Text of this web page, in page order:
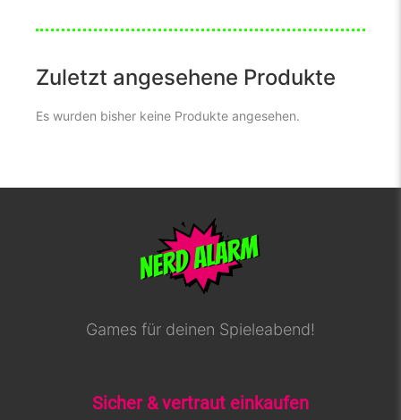
Zuletzt angesehene Produkte
Es wurden bisher keine Produkte angesehen.
Games für deinen Spieleabend!
Sicher & vertraut einkaufen